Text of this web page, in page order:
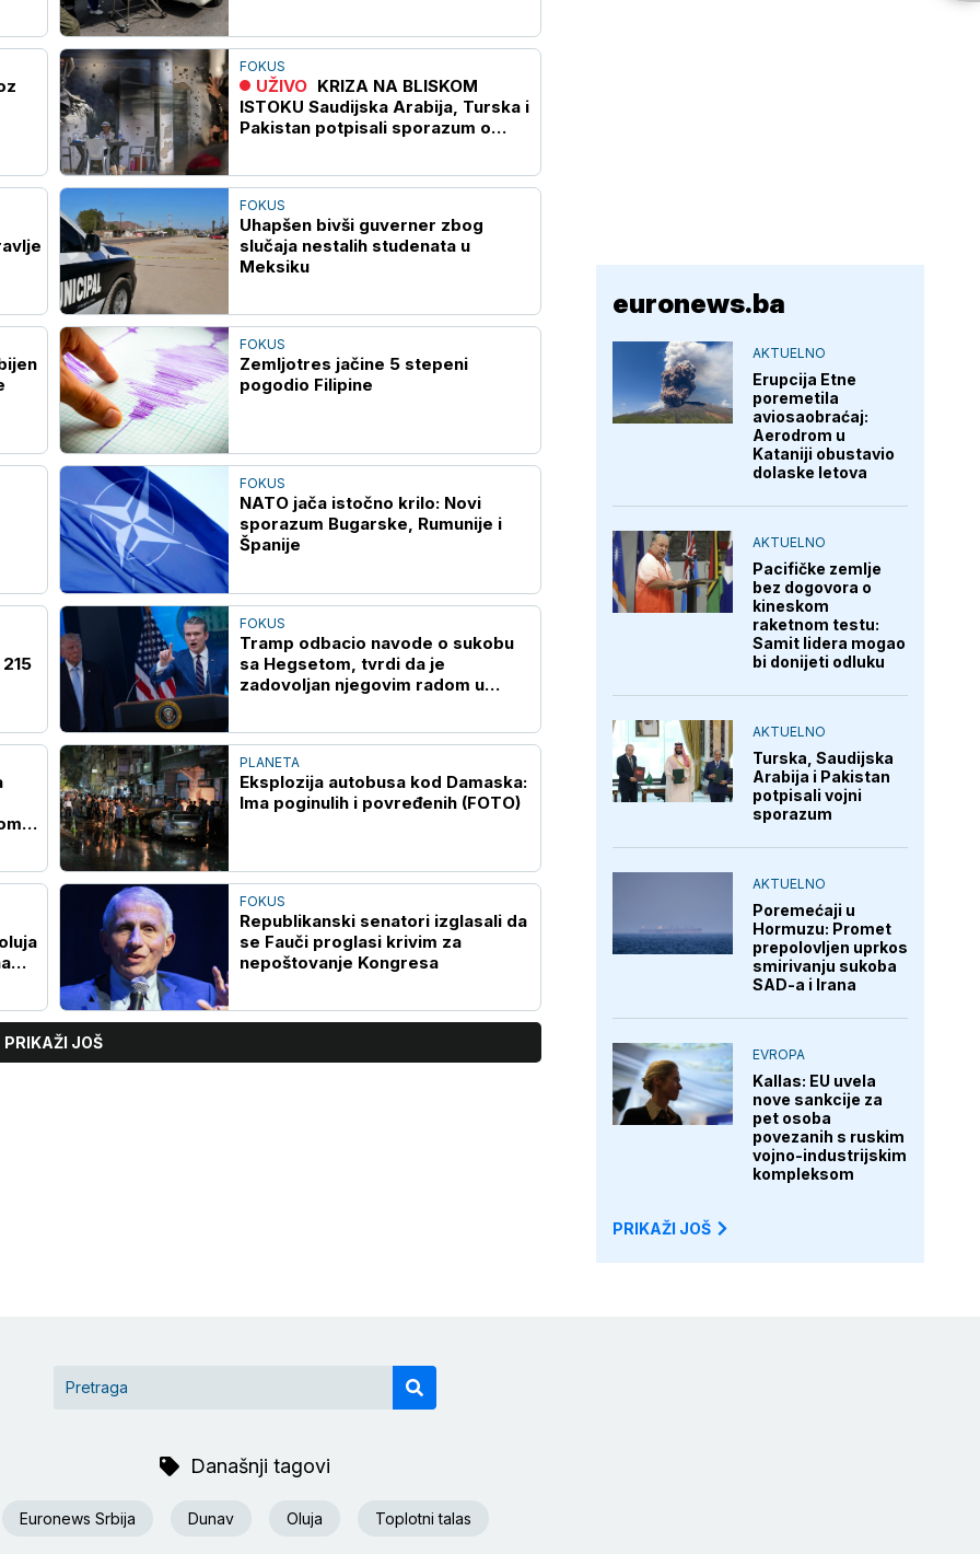
FOKUS
UŽIVO
ISTOKU Saudijska Arabija, Turska i
Pakistan potpisali sporazum o
FOKUS
Uhapšen bivši guverner zbog
slučaja nestalih studenata u
Meksiku
FOKUS
Zemljotres jačine 5 stepeni
pogodio Filipine
FOKUS
NATO jača istočno krilo: Novi
sporazum Bugarske, Rumunije i
Španije
FOKUS
Tramp odbacio navode o sukobu
sa Hegsetom, tvrdi da je
zadovoljan njegovim radom u
PLANETA
Eksplozija autobusa kod Damaska:
Ima poginulih i povređenih (FOTO)
FOKUS
Republikanski senatori izglasali da
se Fauči proglasi krivim za
nepoštovanje Kongresa
PRIKAŽI JOŠ
euronews.ba
AKTUELNO
Erupcija Etne
poremetila
aviosaobraćaj:
Aerodrom u
Kataniji obustavio
dolaske letova
AKTUELNO
Pacifičke zemlje
bez dogovora o
kineskom
raketnom testu:
Samit lidera mogao
bi donijeti odluku
AKTUELNO
Turska, Saudijska
Arabija i Pakistan
potpisali vojni
sporazum
AKTUELNO
Poremećaji u
Hormuzu: Promet
prepolovljen uprkos
smirivanju sukoba
SAD-a i Irana
EVROPA
Kallas: EU uvela
nove sankcije za
pet osoba
povezanih s ruskim
vojno-industrijskim
kompleksom
PRIKAŽI JOŠ
Današnji tagovi
Euronews Srbija Dunav Oluja Toplotni talas